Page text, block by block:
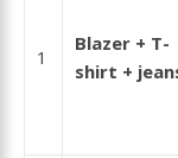
1
Blazer + T-
shirt +